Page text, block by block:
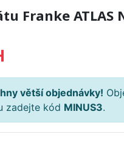
Franke ATLAS
větší objednávky!
zadejte kód MINUS3.